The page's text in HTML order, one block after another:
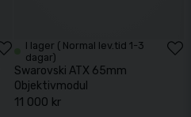
I lager ( Normal lev.tid 1-3
dagar)
Swarovski ATX 65mm
Objektivmodul
11 000 kr